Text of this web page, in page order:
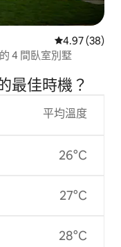
從 38 則評價
4.97 (38)
4 間臥室別墅
最佳時機？
平均溫度
26°C
27°C
28°C